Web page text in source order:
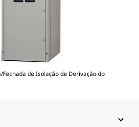
Fechada de Isolação de Derivação do